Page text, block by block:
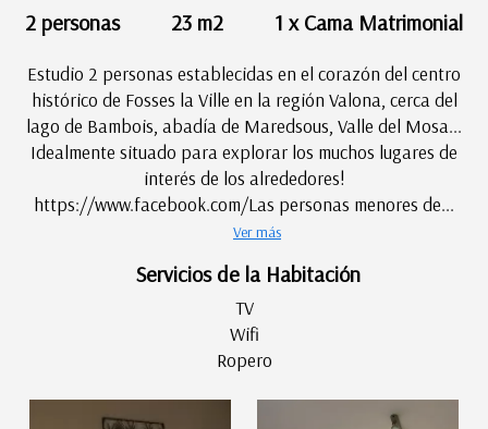
2 personas
23 m2 1 x Cama Matrimonial
Estudio 2 personas establecidas en el corazón del centro
histórico de Fosses la Ville en la región Valona, cerca del
lago de Bambois, abadía de Maredsous, Valle del Mosa...
Idealmente situado para explorar los muchos lugares de
interés de los alrededores!
https://www.facebook.com/Las personas menores de...
Ver más
Servicios de la Habitación
TV
Wifi
Ropero